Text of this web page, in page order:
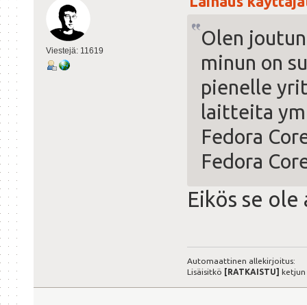
Viestejä: 11619
Olen
minun on
pienelle
laitteita
Fedora
Fedora
Eikös se
Automaattinen allekirjoitus:
Lisäisitkö [RATKAISTU]